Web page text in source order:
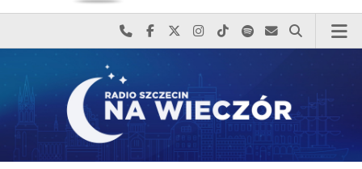
Najlepiej po prostu do nas zadzwoń
Odwiedź nas na Facebook-u
Odwiedź nas na X
Odwiedź nas na Instagram-ie
Odwiedź nas na TikTok-u
Szukaj nas na Spotify
Wyślij do nas
Szukaj